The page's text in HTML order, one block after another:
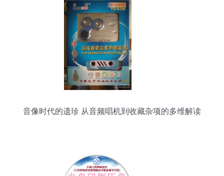
音像时代的遗珍 从音频唱机到收藏杂项的多维解读